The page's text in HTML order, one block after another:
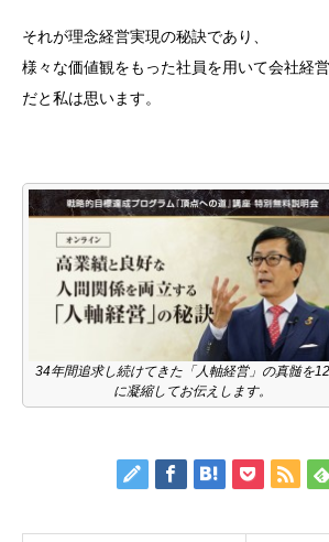
それが理念経営実現の秘訣であり、
様々な価値観をもった社員を用いて会社経
だと私は思います。
34年間追求し続けてきた「人軸経営」の真髄を
に凝縮してお伝えします。